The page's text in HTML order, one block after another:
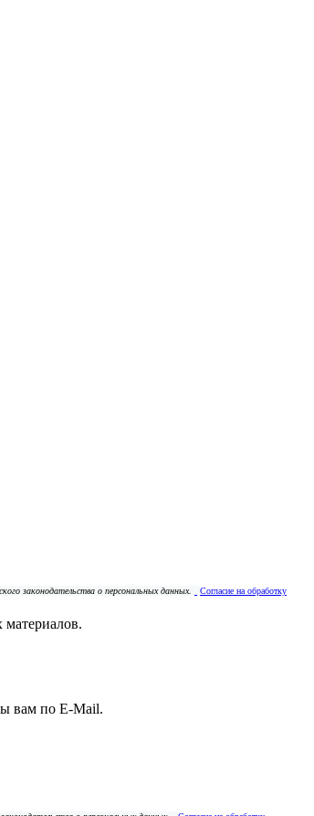
законодательства о персональных данных.
Согласие на обработку
вам по E-Mail.